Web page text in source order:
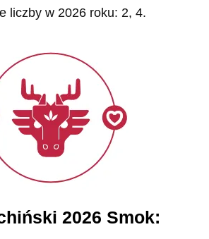
liczby w 2026 roku: 2, 4.
2026 Smok: